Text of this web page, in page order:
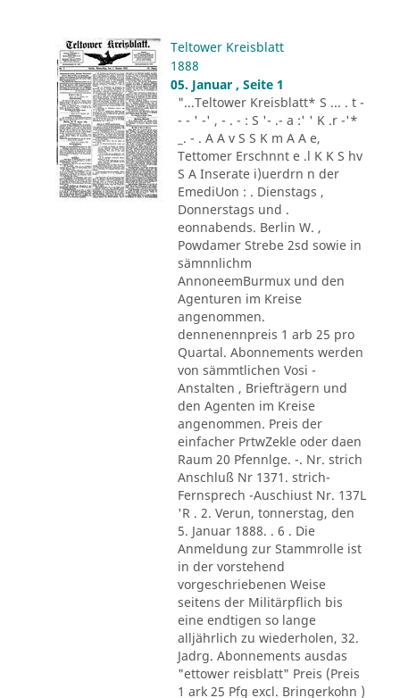
Teltower Kreisblatt
1888
05. Januar , Seite 1
"...Teltower Kreisblatt* S ... . t -
- - ' -' , - . - : S '- .- a :' ' K .r -'*
_. - . A A v S S K m A A e,
Tettomer Erschnnt e .l K K S hv
S A Inserate i)uerdrn n der
EmediUon : . Dienstags ,
Donnerstags und .
eonnabends. Berlin W. ,
Powdamer Strebe 2sd sowie in
sämnnlichm
AnnoneemBurmux und den
Agenturen im Kreise
angenommen.
dennenennpreis 1 arb 25 pro
Quartal. Abonnements werden
von sämmtlichen Vosi -
Anstalten , Briefträgern und
den Agenten im Kreise
angenommen. Preis der
einfacher PrtwZekle oder daen
Raum 20 Pfennlge. -. Nr. strich
Anschluß Nr 1371. strich-
Fernsprech -Auschiust Nr. 137L
'R . 2. Verun, tonnerstag, den
5. Januar 1888. . 6 . Die
Anmeldung zur Stammrolle ist
in der vorstehend
vorgeschriebenen Weise
seitens der Militärpflich bis
eine endtigen so lange
alljährlich zu wiederholen, 32.
Jadrg. Abonnements ausdas
"ettower reisblatt" Preis (Preis
1 ark 25 Pfg excl. Bringerkohn )